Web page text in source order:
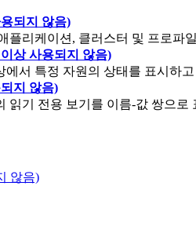
되지 않음)
플리케이션, 클러스터 및 프로파
상 사용되지 않음)
에서 특정 자원의 상태를 표시하
지 않음)
읽기 전용 보기를 이름-값 쌍으
않음)